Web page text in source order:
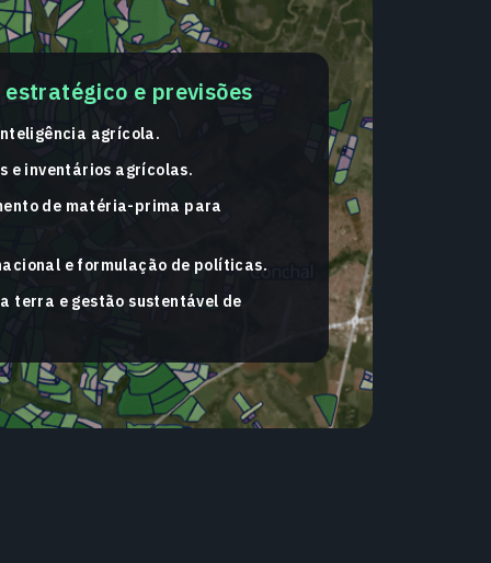
e previsões
agrícola.
e inventários agrícolas.
de matéria-prima para
e formulação de políticas.
terra e gestão sustentável de